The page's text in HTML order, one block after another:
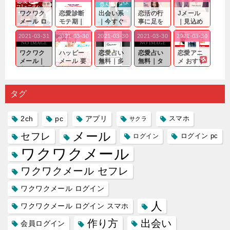
ワクワク
メール ロ
グイン pc
｜心の底
から真
剣...
恋愛診断
モテ期｜
老若男女
問わ
ず…。
出会い系
｜今すぐ
仲良くな
れる相手
探しをし
たいと...
恋活の行
事に足を
運んでも
出会いの
チャンス
が訪れ...
Jメール
｜見込め
る効果が
確実なも
のであっ
ても…...
ワクワク
メール｜
出会い系
り会った
人に軽...
2021-03-31
ハッピー
メール 要
注意人物
するので
2021-03-30
恋愛占い
無料｜多
数ある出
プリの内
2021-03-30
恋愛占い
無料｜タ
ーゲット
る人に恋
2021-03-30
恋愛アニ
メ おすす
め｜「心
雑で素人
2021-03-30
タグ
2ch pc アプリ サクラ スマホ
セフレ メール ログイン ログイン pc
ワクワクメール
ワクワクメール セフレ
ワクワクメール ログイン
ワクワクメール ログイン スマホ 人
会員ログイン 作り方 出会い